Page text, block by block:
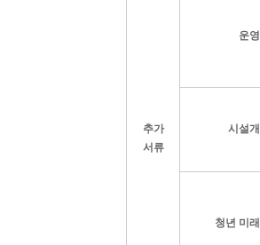
추가
서류
운
시설
청년 미